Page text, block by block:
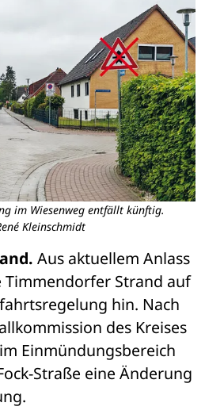
im Wiesenweg entfällt künftig.
Kleinschmidt
Aus aktuellem Anlass
Timmendorfer Strand auf
hin. Nach
des Kreises
Einmündungsbereich
Straße eine Änderung